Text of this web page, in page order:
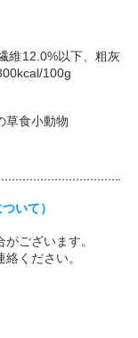
維12.0%以下、粗灰
100g
草食小動物
いて）
ございます。
ください。